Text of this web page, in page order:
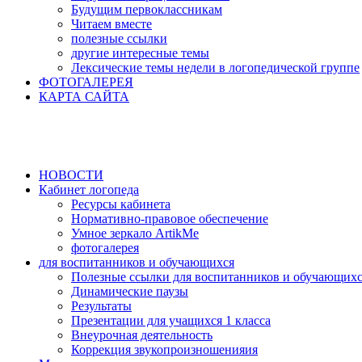
Будущим первоклассникам
Читаем вместе
полезные ссылки
другие интересные темы
Лексические темы недели в логопедической группе
ФОТОГАЛЕРЕЯ
КАРТА САЙТА
НОВОСТИ
Кабинет логопеда
Ресурсы кабинета
Нормативно-правовое обеспечение
Умное зеркало ArtikMe
фотогалерея
для воспитанников и обучающихся
Полезные ссылки для воспитанников и
Динамические паузы
Результаты
Презентации для учащихся 1 класса
Внеурочная деятельность
Коррекция звукопроизношенияия